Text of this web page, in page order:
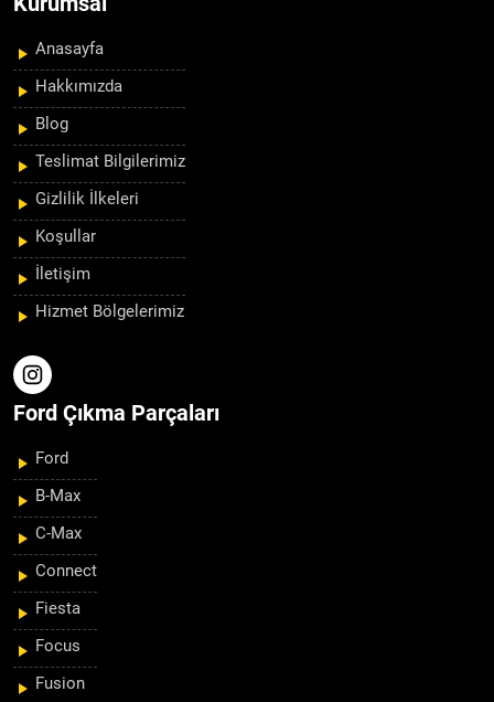
Anasayfa
Hakkımızda
Blog
Teslimat Bilgilerimiz
Gizlilik İlkeleri
Koşullar
İletişim
Hizmet Bölgelerimiz
Ford Çıkma Parçaları
Ford
B-Max
C-Max
Connect
Fiesta
Focus
Fusion